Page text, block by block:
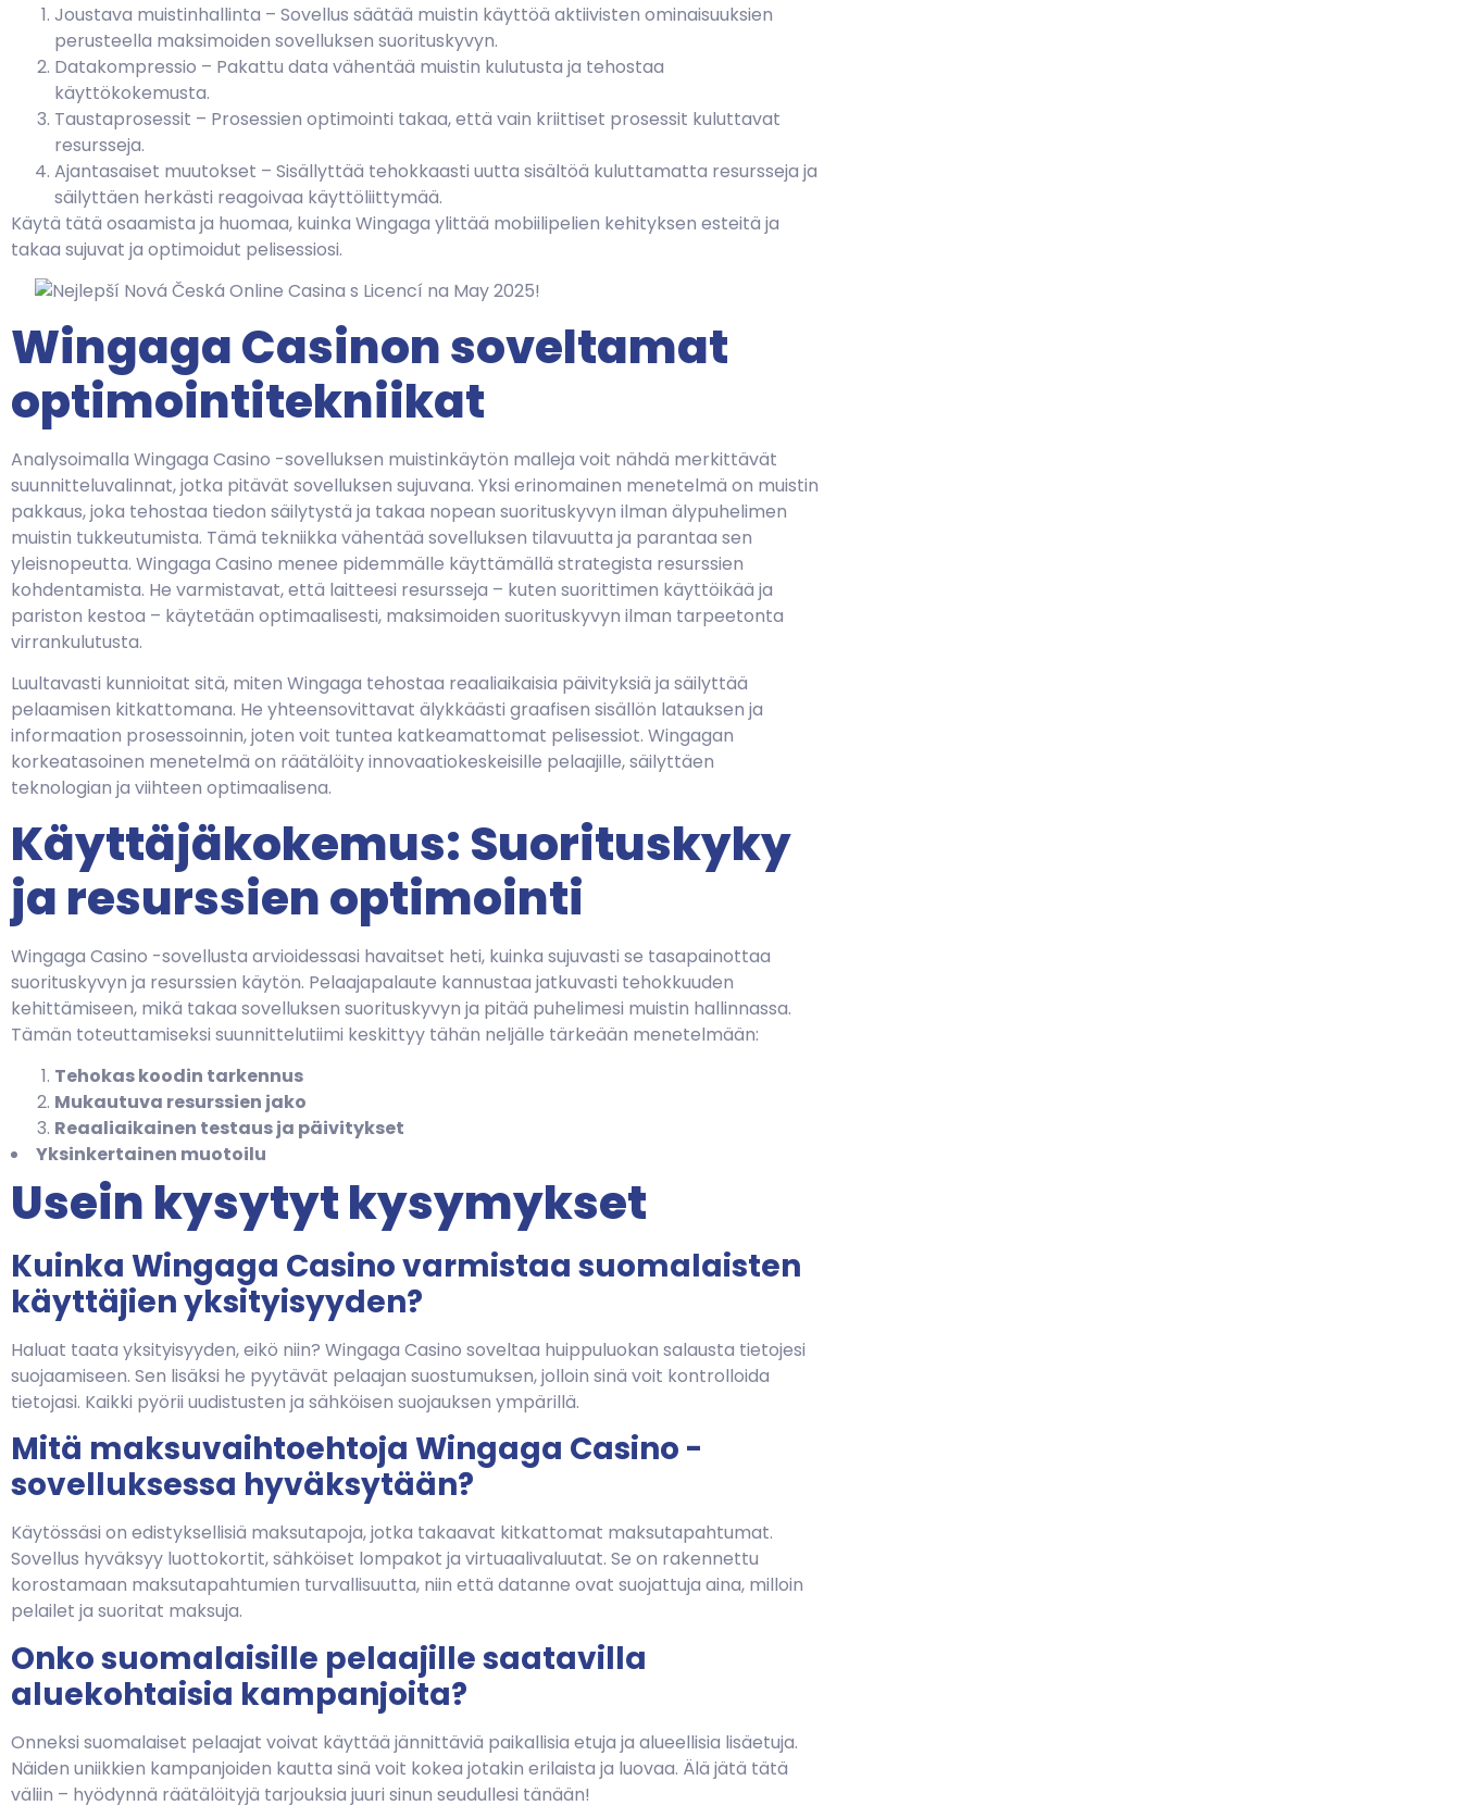
Joustava muistinhallinta – Sovellus säätää muistin käyttöä aktiivisten ominaisuuksien
perusteella maksimoiden sovelluksen suorituskyvyn.
Datakompressio – Pakattu data vähentää muistin kulutusta ja tehostaa
käyttökokemusta.
Taustaprosessit – Prosessien optimointi takaa, että vain kriittiset prosessit kuluttavat
resursseja.
Ajantasaiset muutokset – Sisällyttää tehokkaasti uutta sisältöä kuluttamatta resursseja ja
säilyttäen herkästi reagoivaa käyttöliittymää.
Käytä tätä osaamista ja huomaa, kuinka Wingaga ylittää mobiilipelien kehityksen esteitä ja
takaa sujuvat ja optimoidut pelisessiosi.
Wingaga Casinon soveltamat
optimointitekniikat
Analysoimalla Wingaga Casino -sovelluksen muistinkäytön malleja voit nähdä merkittävät
suunnitteluvalinnat, jotka pitävät sovelluksen sujuvana. Yksi erinomainen menetelmä on muistin
pakkaus, joka tehostaa tiedon säilytystä ja takaa nopean suorituskyvyn ilman älypuhelimen
muistin tukkeutumista. Tämä tekniikka vähentää sovelluksen tilavuutta ja parantaa sen
yleisnopeutta. Wingaga Casino menee pidemmälle käyttämällä strategista resurssien
kohdentamista. He varmistavat, että laitteesi resursseja – kuten suorittimen käyttöikää ja
pariston kestoa – käytetään optimaalisesti, maksimoiden suorituskyvyn ilman tarpeetonta
virrankulutusta.
Luultavasti kunnioitat sitä, miten Wingaga tehostaa reaaliaikaisia päivityksiä ja säilyttää
pelaamisen kitkattomana. He yhteensovittavat älykkäästi graafisen sisällön latauksen ja
informaation prosessoinnin, joten voit tuntea katkeamattomat pelisessiot. Wingagan
korkeatasoinen menetelmä on räätälöity innovaatiokeskeisille pelaajille, säilyttäen
teknologian ja viihteen optimaalisena.
Käyttäjäkokemus: Suorituskyky
ja resurssien optimointi
Wingaga Casino -sovellusta arvioidessasi havaitset heti, kuinka sujuvasti se tasapainottaa
suorituskyvyn ja resurssien käytön. Pelaajapalaute kannustaa jatkuvasti tehokkuuden
kehittämiseen, mikä takaa sovelluksen suorituskyvyn ja pitää puhelimesi muistin hallinnassa.
Tämän toteuttamiseksi suunnittelutiimi keskittyy tähän neljälle tärkeään menetelmään:
Tehokas koodin tarkennus
Mukautuva resurssien jako
Reaaliaikainen testaus ja päivitykset
Yksinkertainen muotoilu
Usein kysytyt kysymykset
Kuinka Wingaga Casino varmistaa suomalaisten
käyttäjien yksityisyyden?
Haluat taata yksityisyyden, eikö niin? Wingaga Casino soveltaa huippuluokan salausta tietojesi
suojaamiseen. Sen lisäksi he pyytävät pelaajan suostumuksen, jolloin sinä voit kontrolloida
tietojasi. Kaikki pyörii uudistusten ja sähköisen suojauksen ympärillä.
Mitä maksuvaihtoehtoja Wingaga Casino -
sovelluksessa hyväksytään?
Käytössäsi on edistyksellisiä maksutapoja, jotka takaavat kitkattomat maksutapahtumat.
Sovellus hyväksyy luottokortit, sähköiset lompakot ja virtuaalivaluutat. Se on rakennettu
korostamaan maksutapahtumien turvallisuutta, niin että datanne ovat suojattuja aina, milloin
pelailet ja suoritat maksuja.
Onko suomalaisille pelaajille saatavilla
aluekohtaisia kampanjoita?
Onneksi suomalaiset pelaajat voivat käyttää jännittäviä paikallisia etuja ja alueellisia lisäetuja.
Näiden uniikkien kampanjoiden kautta sinä voit kokea jotakin erilaista ja luovaa. Älä jätä tätä
väliin – hyödynnä räätälöityjä tarjouksia juuri sinun seudullesi tänään!